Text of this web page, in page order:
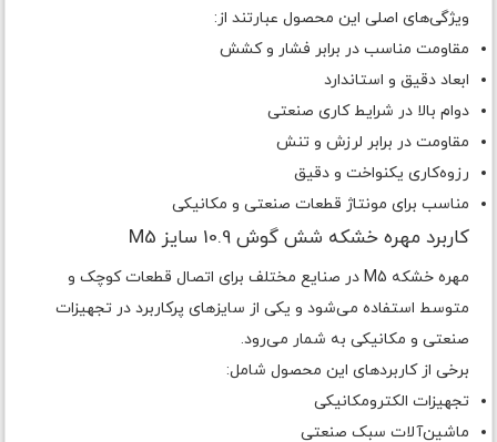
ویژگی‌های اصلی این محصول عبارتند از:
مقاومت مناسب در برابر فشار و کشش
ابعاد دقیق و استاندارد
دوام بالا در شرایط کاری صنعتی
مقاومت در برابر لرزش و تنش
رزوه‌کاری یکنواخت و دقیق
مناسب برای مونتاژ قطعات صنعتی و مکانیکی
کاربرد مهره خشکه شش گوش 10.9 سایز M5
مهره خشکه M5 در صنایع مختلف برای اتصال قطعات کوچک و
متوسط استفاده می‌شود و یکی از سایزهای پرکاربرد در تجهیزات
صنعتی و مکانیکی به شمار می‌رود.
برخی از کاربردهای این محصول شامل:
تجهیزات الکترومکانیکی
ماشین‌آلات سبک صنعتی